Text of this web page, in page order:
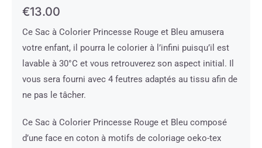
€13.00
Ce Sac à Colorier Princesse Rouge et Bleu amusera
votre enfant, il pourra le colorier à l’infini puisqu’il est
lavable à 30°C et vous retrouverez son aspect initial. Il
vous sera fourni avec 4 feutres adaptés au tissu afin de
ne pas le tâcher.
Ce Sac à Colorier Princesse Rouge et Bleu composé
d’une face en coton à motifs de coloriage oeko-tex